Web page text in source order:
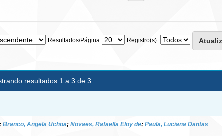
Resultados/Página Registro(s):
resultados 1 a 3 de 3
; Branco, Angela Uchoa; Novaes, Rafaella Eloy de; Paula, Luciana Dantas